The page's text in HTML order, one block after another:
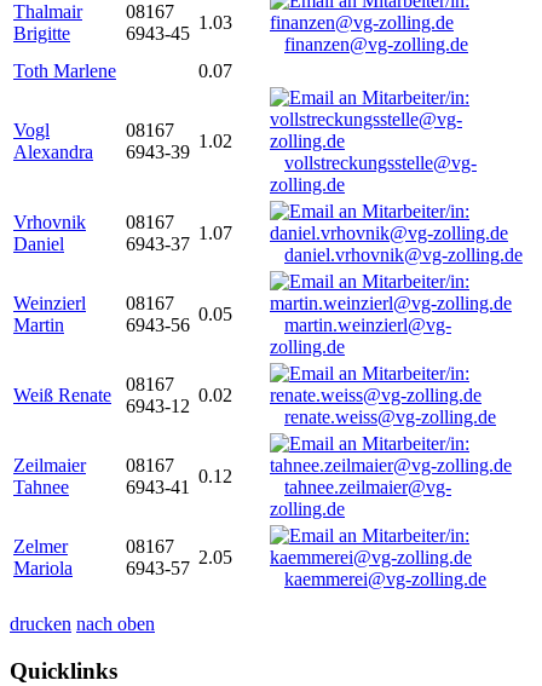
Thalmair
Brigitte
08167
6943-45
1.03
finanzen@vg-zolling.de
Toth Marlene
0.07
Vogl
Alexandra
08167
6943-39
1.02
vollstreckungsstelle@vg-
zolling.de
Vrhovnik
Daniel
08167
6943-37
1.07
daniel.vrhovnik@vg-zolling.de
Weinzierl
Martin
08167
6943-56
0.05
martin.weinzierl@vg-
zolling.de
Weiß Renate
08167
6943-12
0.02
renate.weiss@vg-zolling.de
Zeilmaier
Tahnee
08167
6943-41
0.12
tahnee.zeilmaier@vg-
zolling.de
Zelmer
Mariola
08167
6943-57
2.05
kaemmerei@vg-zolling.de
drucken nach oben
Quicklinks